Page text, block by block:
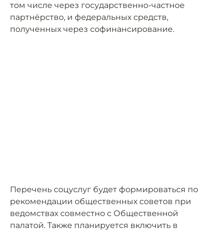
том числе через государственно-частное
партнёрство, и федеральных средств,
полученных через софинансирование.
Перечень соцуслуг будет формироваться по
рекомендации общественных советов при
ведомствах совместно с Общественной
палатой. Также планируется включить в